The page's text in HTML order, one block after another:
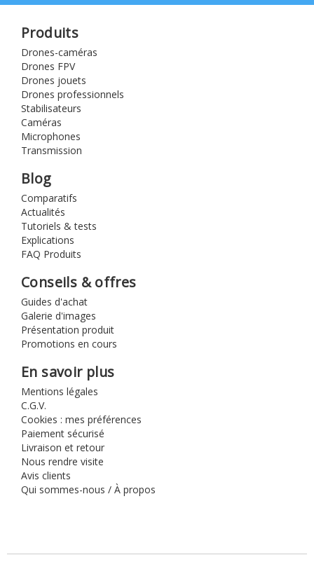
Produits
Drones-caméras
Drones FPV
Drones jouets
Drones professionnels
Stabilisateurs
Caméras
Microphones
Transmission
Blog
Comparatifs
Actualités
Tutoriels & tests
Explications
FAQ Produits
Conseils & offres
Guides d'achat
Galerie d'images
Présentation produit
Promotions en cours
En savoir plus
Mentions légales
C.G.V.
Cookies : mes préférences
Paiement sécurisé
Livraison et retour
Nous rendre visite
Avis clients
Qui sommes-nous / À propos